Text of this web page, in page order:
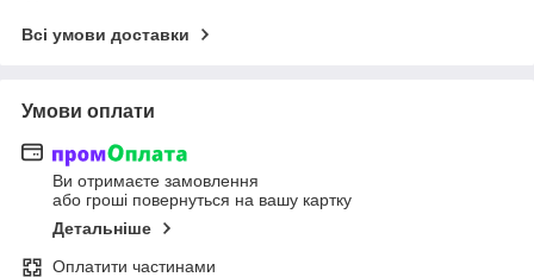
Всі умови доставки
Умови оплати
Ви отримаєте замовлення
або гроші повернуться на вашу картку
Детальніше
Оплатити частинами